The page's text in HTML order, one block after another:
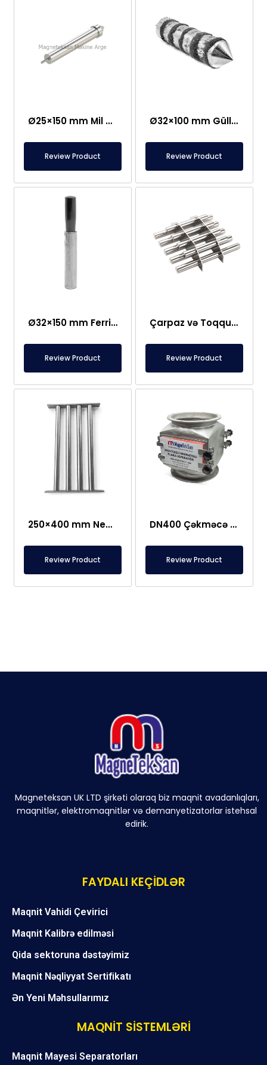
Ø25×150 mm Mil Bağlantılı Çubuq Maqnit – Güllə Tipli Başlıq
Review Product
Ø32×100 mm Güllə Tipli Neodim Çubuq Maqnit
Review Product
Ø32×150 mm Ferrit Çubuq Maqnit 300 Oksid
Review Product
Çarpaz və Toqquşma Tipli Maqnit Şəbəkə Ayırıcısı – Fərdi Dizayn
Review Product
250×400 mm Neodim Tor Şəbəkə Maqniti
Review Product
DN400 Çəkməcə Tipi, Qorunan Plitə Maqnit
Review Product
Magneteksan UK LTD şirkəti olaraq biz maqnit avadanlıqları,
maqnitlər, elektromaqnitlər və demanyetizatorlar istehsal
edirik.
FAYDALI KEÇİDLƏR
Maqnit Vahidi Çevirici
Maqnit Kalibrə edilməsi
Qida sektoruna dəstəyimiz
Maqnit Nəqliyyat Sertifikatı
Ən Yeni Məhsullarımız
MAQNİT SİSTEMLƏRİ
Maqnit Mayesi Separatorları